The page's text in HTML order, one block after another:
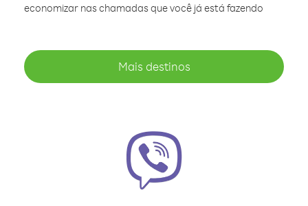
economizar nas chamadas que você já está fazendo
Mais destinos